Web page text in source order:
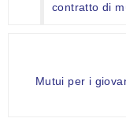
contratto di
Mutui per i